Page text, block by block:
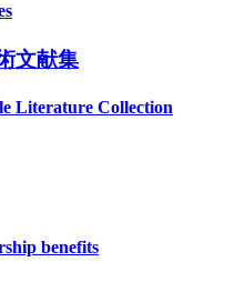
文献集
Literature Collection
benefits